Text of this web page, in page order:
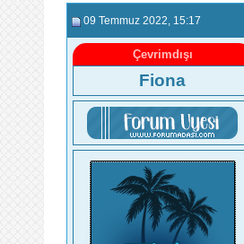
09 Temmuz 2022 , 15:17
Çevrimdışı
Fiona